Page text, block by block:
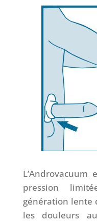
pression
génération lente
les douleurs